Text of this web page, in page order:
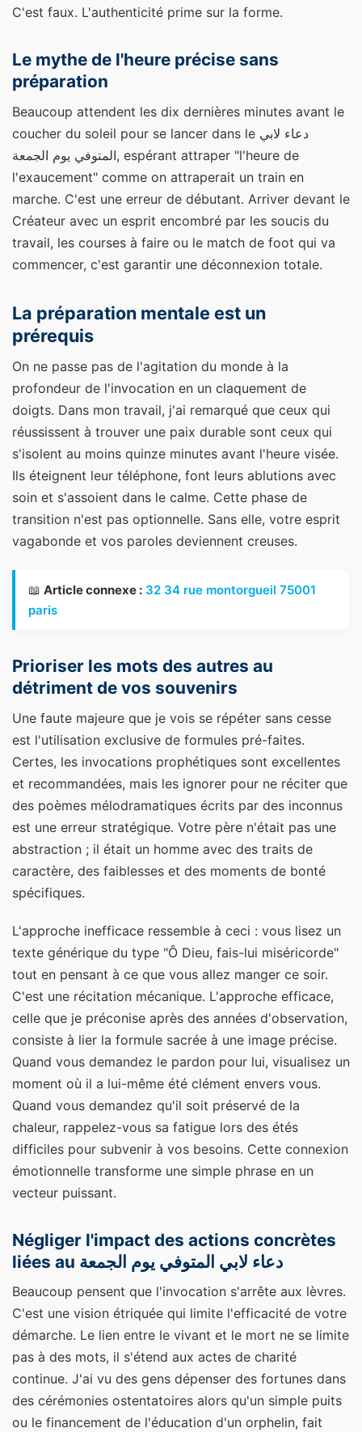
C'est faux. L'authenticité prime sur la forme.
Le mythe de l'heure précise sans
préparation
Beaucoup attendent les dix dernières minutes avant le
coucher du soleil pour se lancer dans le دعاء لابي
المتوفي يوم الجمعة, espérant attraper "l'heure de
l'exaucement" comme on attraperait un train en
marche. C'est une erreur de débutant. Arriver devant le
Créateur avec un esprit encombré par les soucis du
travail, les courses à faire ou le match de foot qui va
commencer, c'est garantir une déconnexion totale.
La préparation mentale est un
prérequis
On ne passe pas de l'agitation du monde à la
profondeur de l'invocation en un claquement de
doigts. Dans mon travail, j'ai remarqué que ceux qui
réussissent à trouver une paix durable sont ceux qui
s'isolent au moins quinze minutes avant l'heure visée.
Ils éteignent leur téléphone, font leurs ablutions avec
soin et s'assoient dans le calme. Cette phase de
transition n'est pas optionnelle. Sans elle, votre esprit
vagabonde et vos paroles deviennent creuses.
📖 Article connexe : 32 34 rue montorgueil 75001
paris
Prioriser les mots des autres au
détriment de vos souvenirs
Une faute majeure que je vois se répéter sans cesse
est l'utilisation exclusive de formules pré-faites.
Certes, les invocations prophétiques sont excellentes
et recommandées, mais les ignorer pour ne réciter que
des poèmes mélodramatiques écrits par des inconnus
est une erreur stratégique. Votre père n'était pas une
abstraction ; il était un homme avec des traits de
caractère, des faiblesses et des moments de bonté
spécifiques.
L'approche inefficace ressemble à ceci : vous lisez un
texte générique du type "Ô Dieu, fais-lui miséricorde"
tout en pensant à ce que vous allez manger ce soir.
C'est une récitation mécanique. L'approche efficace,
celle que je préconise après des années d'observation,
consiste à lier la formule sacrée à une image précise.
Quand vous demandez le pardon pour lui, visualisez un
moment où il a lui-même été clément envers vous.
Quand vous demandez qu'il soit préservé de la
chaleur, rappelez-vous sa fatigue lors des étés
difficiles pour subvenir à vos besoins. Cette connexion
émotionnelle transforme une simple phrase en un
vecteur puissant.
Négliger l'impact des actions concrètes
liées au دعاء لابي المتوفي يوم الجمعة
Beaucoup pensent que l'invocation s'arrête aux lèvres.
C'est une vision étriquée qui limite l'efficacité de votre
démarche. Le lien entre le vivant et le mort ne se limite
pas à des mots, il s'étend aux actes de charité
continue. J'ai vu des gens dépenser des fortunes dans
des cérémonies ostentatoires alors qu'un simple puits
ou le financement de l'éducation d'un orphelin, fait